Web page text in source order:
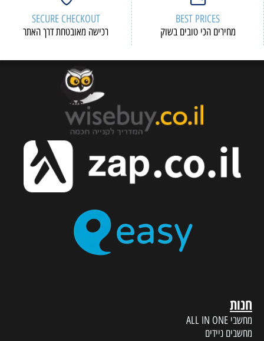
BEST PRICES
מחירים הכי טובים בשוק
SECURE CHECKOUT
רכישה מאובטחת דרך האתר
חנות
מחשבי ALL IN ONE
מחשבים ניידים